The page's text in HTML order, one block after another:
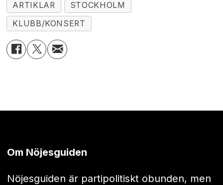
ARTIKLAR
STOCKHOLM
KLUBB/KONSERT
Om Nöjesguiden
Nöjesguiden är partipolitiskt obunden, men